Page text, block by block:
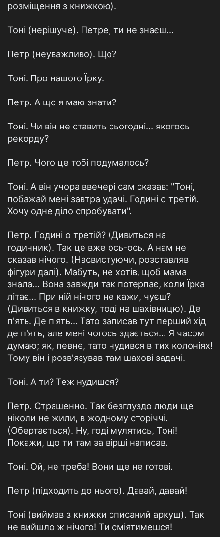
розміщення з книжкою).
Тоні (нерішуче). Петре, ти не знаєш…
Петр (неуважливо). Що?
Тоні. Про нашого Їрку.
Петр. А що я маю знати?
Тоні. Чи він не ставить сьогодні… якогось
рекорду?
Петр. Чого це тобі подумалось?
Тоні. А він учора ввечері сам сказав: "Тоні,
побажай мені завтра удачі. Годині о третій.
Хочу одне діло спробувати".
Петр. Годині о третій? (Дивиться на
годинник). Так це вже ось-ось. А нам не
сказав нічого. (Насвистуючи, розставляв
фігури далі). Мабуть, не хотів, щоб мама
знала… Вона завжди так потерпає, коли Їрка
літає… При ній нічого не кажи, чуєш?
(Дивиться в книжку, тоді на шахівницю). Де
п'ять. Де п'ять… Тато записав тут перший хід
де п'ять, але мені чогось здається… Я часом
думаю; як, певне, тато нудився в тих колоніях!
Тому він і розв'язував там шахові задачі.
Тоні. А ти? Теж нудишся?
Петр. Страшенно. Так безглуздо люди ще
ніколи не жили, в жодному сторіччі.
(Обертається). Ну, годі мулятись, Тоні!
Покажи, що ти там за вірші написав.
Тоні. Ой, не треба! Вони ще не готові.
Петр (підходить до нього). Давай, давай!
Тоні (виймав з книжки списаний аркуш). Так
не вийшло ж нічого! Ти сміятимешся!